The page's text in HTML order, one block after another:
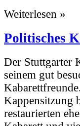
Weiterlesen »
Politisches
Der Stuttgarter
seinem gut
Kappensitzung
restaurierten